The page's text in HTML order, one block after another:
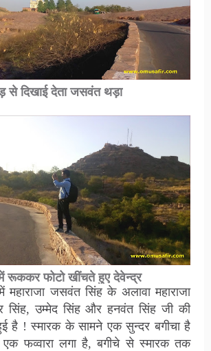
से दिखाई देता जसवंत थड़ा
रूककर फोटो खींचते हुए देवेन्द्र
जसवंत सिंह के अलावा महाराजा
सिंह, उम्मेद सिंह और हनवंत सिंह जी की
है ! स्मारक के सामने एक सुन्दर बगीचा है
एक फव्वारा लगा है, बगीचे से स्मारक तक